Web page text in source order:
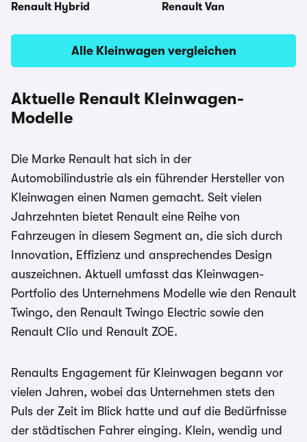
Renault Hybrid Renault Van
Alle Kleinwagen vergleichen
Aktuelle Renault Kleinwagen-
Modelle
Die Marke Renault hat sich in der
Automobilindustrie als ein führender Hersteller von
Kleinwagen einen Namen gemacht. Seit vielen
Jahrzehnten bietet Renault eine Reihe von
Fahrzeugen in diesem Segment an, die sich durch
Innovation, Effizienz und ansprechendes Design
auszeichnen. Aktuell umfasst das Kleinwagen-
Portfolio des Unternehmens Modelle wie den Renault
Twingo, den Renault Twingo Electric sowie den
Renault Clio und Renault ZOE.
Renaults Engagement für Kleinwagen begann vor
vielen Jahren, wobei das Unternehmen stets den
Puls der Zeit im Blick hatte und auf die Bedürfnisse
der städtischen Fahrer einging. Klein, wendig und